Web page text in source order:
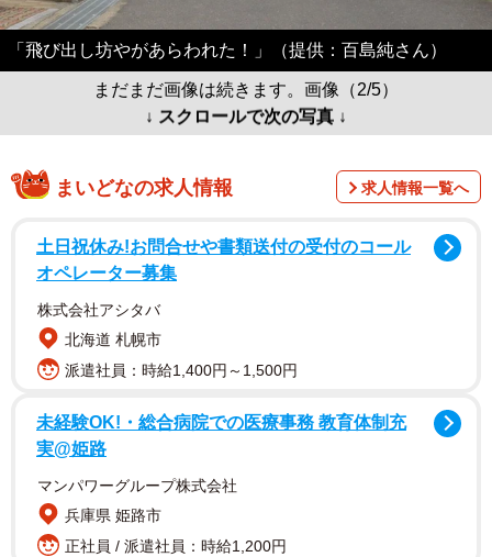
「飛び出し坊やがあらわれた！」（提供：百島純さん）
まだまだ画像は続きます。画像（2/5）
↓ スクロールで次の写真 ↓
まいどなの求人情報 求人情報一覧へ
土日祝休み!お問合せや書類送付の受付のコール
オペレーター募集
株式会社アシタバ
北海道 札幌市
派遣社員：時給1,400円～1,500円
未経験OK!・総合病院での医療事務 教育体制充
実@姫路
マンパワーグループ株式会社
兵庫県 姫路市
正社員 / 派遣社員：時給1,200円